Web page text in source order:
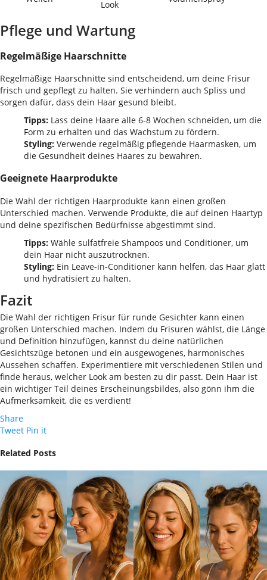
Look
Pflege und Wartung
Regelmäßige Haarschnitte
Regelmäßige Haarschnitte sind entscheidend, um deine Frisur
frisch und gepflegt zu halten. Sie verhindern auch Spliss und
sorgen dafür, dass dein Haar gesund bleibt.
Tipps: Lass deine Haare alle 6-8 Wochen schneiden, um die
Form zu erhalten und das Wachstum zu fördern.
Styling: Verwende regelmäßig pflegende Haarmasken, um
die Gesundheit deines Haares zu bewahren.
Geeignete Haarprodukte
Die Wahl der richtigen Haarprodukte kann einen großen
Unterschied machen. Verwende Produkte, die auf deinen Haartyp
und deine spezifischen Bedürfnisse abgestimmt sind.
Tipps: Wähle sulfatfreie Shampoos und Conditioner, um
dein Haar nicht auszutrocknen.
Styling: Ein Leave-in-Conditioner kann helfen, das Haar glatt
und hydratisiert zu halten.
Fazit
Die Wahl der richtigen Frisur für runde Gesichter kann einen
großen Unterschied machen. Indem du Frisuren wählst, die Länge
und Definition hinzufügen, kannst du deine natürlichen
Gesichtszüge betonen und ein ausgewogenes, harmonisches
Aussehen schaffen. Experimentiere mit verschiedenen Stilen und
finde heraus, welcher Look am besten zu dir passt. Dein Haar ist
ein wichtiger Teil deines Erscheinungsbildes, also gönn ihm die
Aufmerksamkeit, die es verdient!
Share
Tweet Pin it
Related Posts